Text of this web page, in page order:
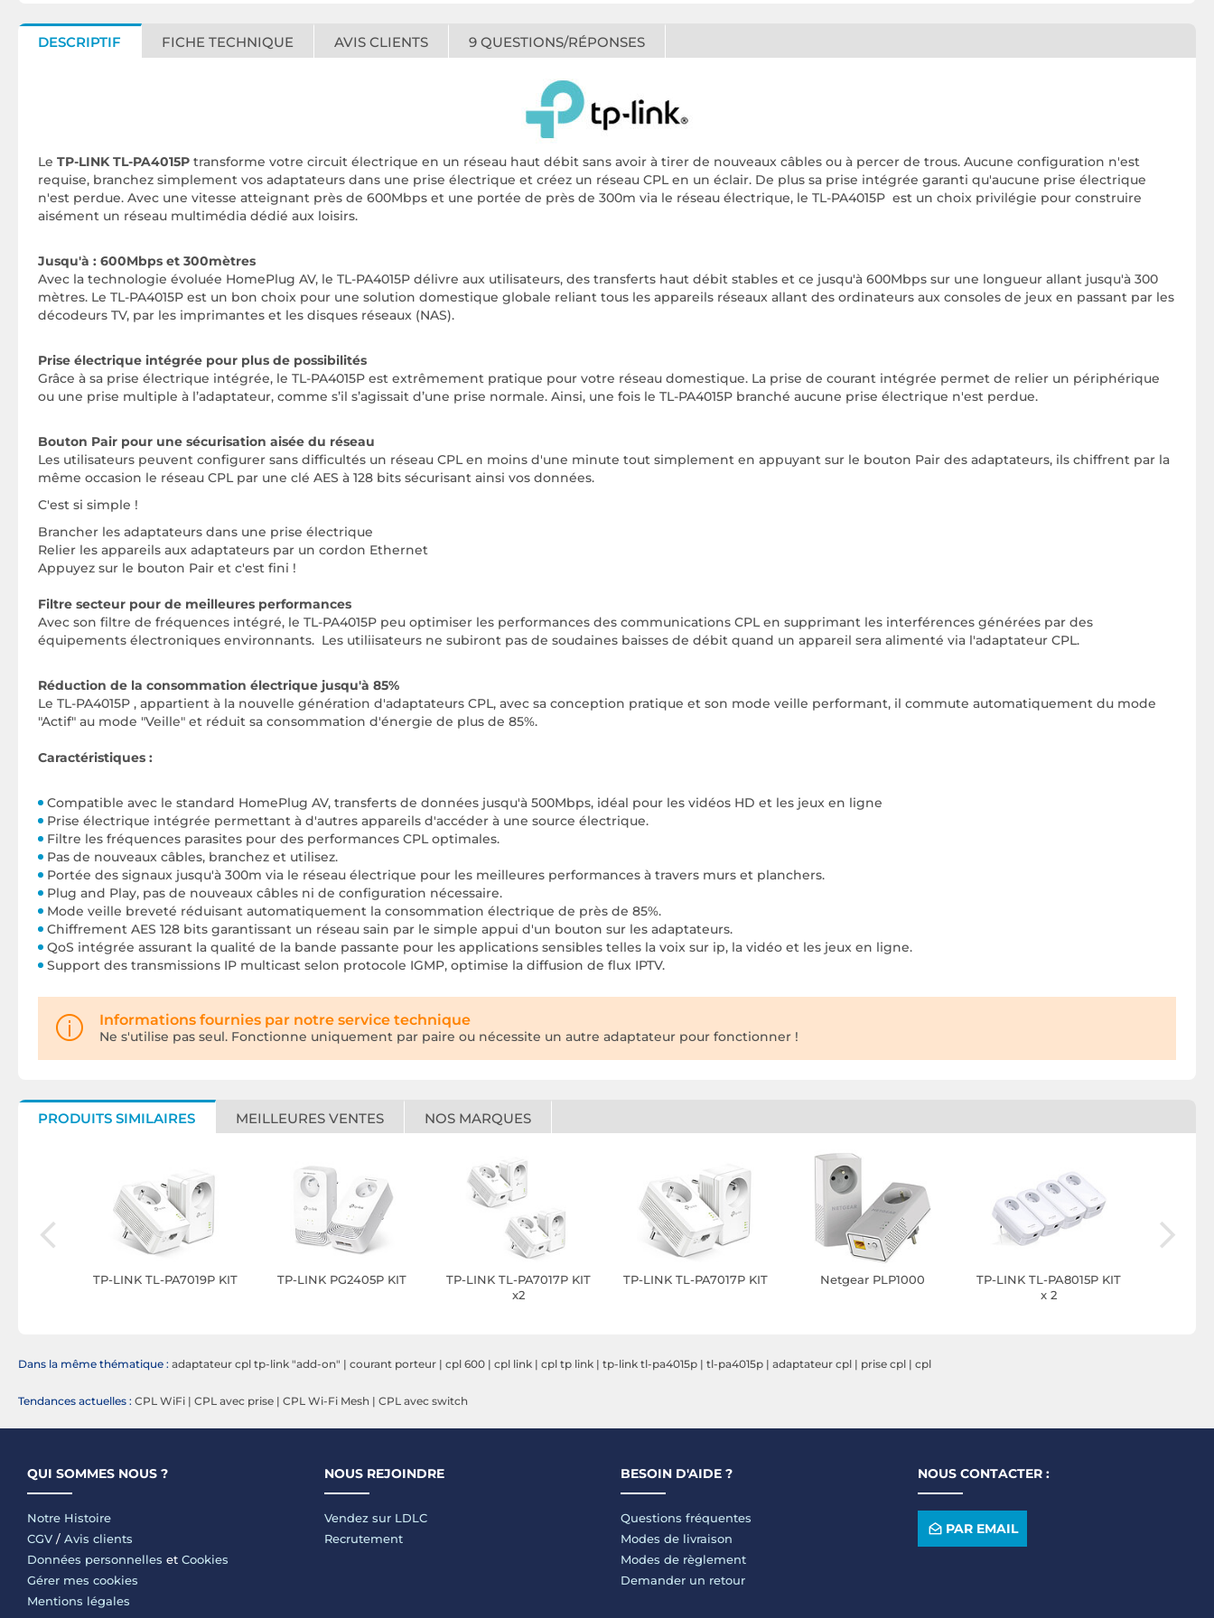
DESCRIPTIF FICHE TECHNIQUE AVIS CLIENTS 9 QUESTIONS/RÉPONSES
Le TP-LINK TL-PA4015P transforme votre circuit électrique en un réseau haut débit sans avoir à tirer de nouveaux câbles ou à percer de trous. Aucune configuration n'est
requise, branchez simplement vos adaptateurs dans une prise électrique et créez un réseau CPL en un éclair. De plus sa prise intégrée garanti qu'aucune prise électrique
n'est perdue. Avec une vitesse atteignant près de 600Mbps et une portée de près de 300m via le réseau électrique, le TL-PA4015P est un choix privilégie pour construire
aisément un réseau multimédia dédié aux loisirs.
Jusqu'à : 600Mbps et 300mètres
Avec la technologie évoluée HomePlug AV, le TL-PA4015P délivre aux utilisateurs, des transferts haut débit stables et ce jusqu'à 600Mbps sur une longueur allant jusqu'à 300
mètres. Le TL-PA4015P est un bon choix pour une solution domestique globale reliant tous les appareils réseaux allant des ordinateurs aux consoles de jeux en passant par les
décodeurs TV, par les imprimantes et les disques réseaux (NAS).
Prise électrique intégrée pour plus de possibilités
Grâce à sa prise électrique intégrée, le TL-PA4015P est extrêmement pratique pour votre réseau domestique. La prise de courant intégrée permet de relier un périphérique
ou une prise multiple à l’adaptateur, comme s’il s’agissait d’une prise normale. Ainsi, une fois le TL-PA4015P branché aucune prise électrique n'est perdue.
Bouton Pair pour une sécurisation aisée du réseau
Les utilisateurs peuvent configurer sans difficultés un réseau CPL en moins d'une minute tout simplement en appuyant sur le bouton Pair des adaptateurs, ils chiffrent par la
même occasion le réseau CPL par une clé AES à 128 bits sécurisant ainsi vos données.
C'est si simple !
Brancher les adaptateurs dans une prise électrique
Relier les appareils aux adaptateurs par un cordon Ethernet
Appuyez sur le bouton Pair et c'est fini !
Filtre secteur pour de meilleures performances
Avec son filtre de fréquences intégré, le TL-PA4015P peu optimiser les performances des communications CPL en supprimant les interférences générées par des
équipements électroniques environnants. Les utiliisateurs ne subiront pas de soudaines baisses de débit quand un appareil sera alimenté via l'adaptateur CPL.
Réduction de la consommation électrique jusqu'à 85%
Le TL-PA4015P , appartient à la nouvelle génération d'adaptateurs CPL, avec sa conception pratique et son mode veille performant, il commute automatiquement du mode
"Actif" au mode "Veille" et réduit sa consommation d'énergie de plus de 85%.
Caractéristiques :
Compatible avec le standard HomePlug AV, transferts de données jusqu'à 500Mbps, idéal pour les vidéos HD et les jeux en ligne
Prise électrique intégrée permettant à d'autres appareils d'accéder à une source électrique.
Filtre les fréquences parasites pour des performances CPL optimales.
Pas de nouveaux câbles, branchez et utilisez.
Portée des signaux jusqu'à 300m via le réseau électrique pour les meilleures performances à travers murs et planchers.
Plug and Play, pas de nouveaux câbles ni de configuration nécessaire.
Mode veille breveté réduisant automatiquement la consommation électrique de près de 85%.
Chiffrement AES 128 bits garantissant un réseau sain par le simple appui d'un bouton sur les adaptateurs.
QoS intégrée assurant la qualité de la bande passante pour les applications sensibles telles la voix sur ip, la vidéo et les jeux en ligne.
Support des transmissions IP multicast selon protocole IGMP, optimise la diffusion de flux IPTV.
Informations fournies par notre service technique
Ne s'utilise pas seul. Fonctionne uniquement par paire ou nécessite un autre adaptateur pour fonctionner !
PRODUITS SIMILAIRES MEILLEURES VENTES NOS MARQUES
TP-LINK TL-PA7019P KIT TP-LINK PG2405P KIT
TP-LINK TL-PA7017P KIT
x2
TP-LINK TL-PA7017P KIT Netgear PLP1000
TP-LINK TL-PA8015P KIT
x 2
Dans la même thématique : adaptateur cpl tp-link "add-on" | courant porteur | cpl 600 | cpl link | cpl tp link | tp-link tl-pa4015p | tl-pa4015p | adaptateur cpl | prise cpl | cpl
Tendances actuelles : CPL WiFi | CPL avec prise | CPL Wi-Fi Mesh | CPL avec switch
QUI SOMMES NOUS ?
Notre Histoire
CGV / Avis clients
Données personnelles et Cookies
Gérer mes cookies
Mentions légales
NOUS REJOINDRE
Vendez sur LDLC
Recrutement
BESOIN D'AIDE ?
Questions fréquentes
Modes de livraison
Modes de règlement
Demander un retour
NOUS CONTACTER :
PAR EMAIL